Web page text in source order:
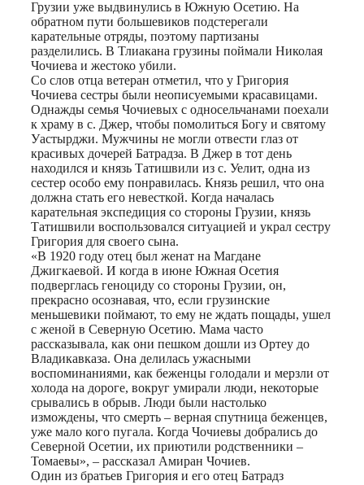
Грузии уже выдвинулись в Южную Осетию. На
обратном пути большевиков подстерегали
карательные отряды, поэтому партизаны
разделились. В Тлиакана грузины поймали Николая
Чочиева и жестоко убили.
Со слов отца ветеран отметил, что у Григория
Чочиева сестры были неописуемыми красавицами.
Однажды семья Чочиевых с односельчанами поехали
к храму в с. Джер, чтобы помолиться Богу и святому
Уастырджи. Мужчины не могли отвести глаз от
красивых дочерей Батрадза. В Джер в тот день
находился и князь Татишвили из с. Уелит, одна из
сестер особо ему понравилась. Князь решил, что она
должна стать его невесткой. Когда началась
карательная экспедиция со стороны Грузии, князь
Татишвили воспользовался ситуацией и украл сестру
Григория для своего сына.
«В 1920 году отец был женат на Магдане
Джигкаевой. И когда в июне Южная Осетия
подверглась геноциду со стороны Грузии, он,
прекрасно осознавая, что, если грузинские
меньшевики поймают, то ему не ждать пощады, ушел
с женой в Северную Осетию. Мама часто
рассказывала, как они пешком дошли из Ортеу до
Владикавказа. Она делилась ужасными
воспоминаниями, как беженцы голодали и мерзли от
холода на дороге, вокруг умирали люди, некоторые
срывались в обрыв. Люди были настолько
измождены, что смерть – верная спутница беженцев,
уже мало кого пугала. Когда Чочиевы добрались до
Северной Осетии, их приютили родственники –
Томаевы», – рассказал Амиран Чочиев.
Один из братьев Григория и его отец Батрадз